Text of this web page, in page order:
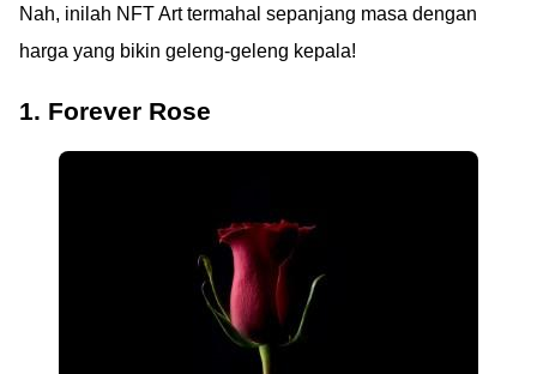
Nah, inilah NFT Art termahal sepanjang masa dengan
harga yang bikin geleng-geleng kepala!
1. Forever Rose